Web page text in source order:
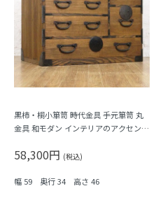
黒柿・桐小箪笥 時代金具 手元箪笥 丸
金具 和モダン インテリアのアクセント
58,300円 (税込)
幅 59 奥行 34 高さ 46